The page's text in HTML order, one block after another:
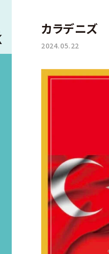
カラデニズ
2024.05.22